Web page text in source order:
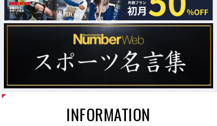
INFORMATION